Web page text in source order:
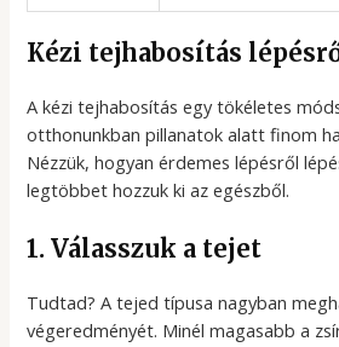
Kézi tejhabosítás
A kézi tejhabosítás egy tökéletes
otthonunkban pillanatok alatt finom
Nézzük, hogyan érdemes lépésről
legtöbbet hozzuk ki az egészből.
1. Válasszuk a tejet
Tudtad? A tejed típusa nagyban
végeredményét. Minél magasabb a